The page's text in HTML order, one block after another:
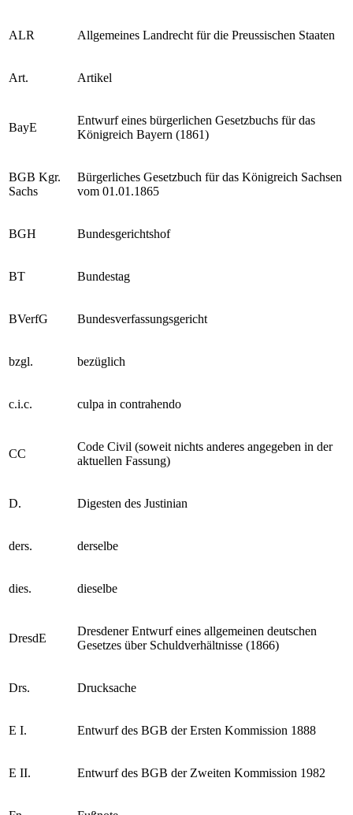
ALR Allgemeines Landrecht für die Preussischen Staaten
Art. Artikel
BayE
Entwurf eines bürgerlichen Gesetzbuchs für das
Königreich Bayern (1861)
BGB Kgr.
Sachs
Bürgerliches Gesetzbuch für das Königreich Sachsen
vom 01.01.1865
BGH Bundesgerichtshof
BT Bundestag
BVerfG Bundesverfassungsgericht
bzgl. bezüglich
c.i.c. culpa in contrahendo
CC
Code Civil (soweit nichts anderes angegeben in der
aktuellen Fassung)
D. Digesten des Justinian
ders. derselbe
dies. dieselbe
DresdE
Dresdener Entwurf eines allgemeinen deutschen
Gesetzes über Schuldverhältnisse (1866)
Drs. Drucksache
E I. Entwurf des BGB der Ersten Kommission 1888
E II. Entwurf des BGB der Zweiten Kommission 1982